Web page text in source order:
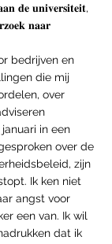
𝐝𝐞 𝐮𝐧𝐢𝐯𝐞𝐫𝐬𝐢𝐭𝐞𝐢𝐭,
𝐧𝐚𝐚𝐫
bedrijven en
die mij
over
in een
over de
zijn
Ik ken niet
angst voor
een van. Ik wil
dat ik